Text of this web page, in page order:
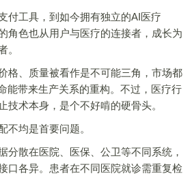
工具，到如今拥有独立的AI医疗
角色也从用户与医疗的连接者，成长为
。
、质量被看作是不可能三角，市场都
能带来生产关系的重构。不过，医疗行
技术本身，是个不好啃的硬骨头。
均是首要问题。
散在医院、医保、公卫等不同系统，
口各异。患者在不同医院就诊需重复检